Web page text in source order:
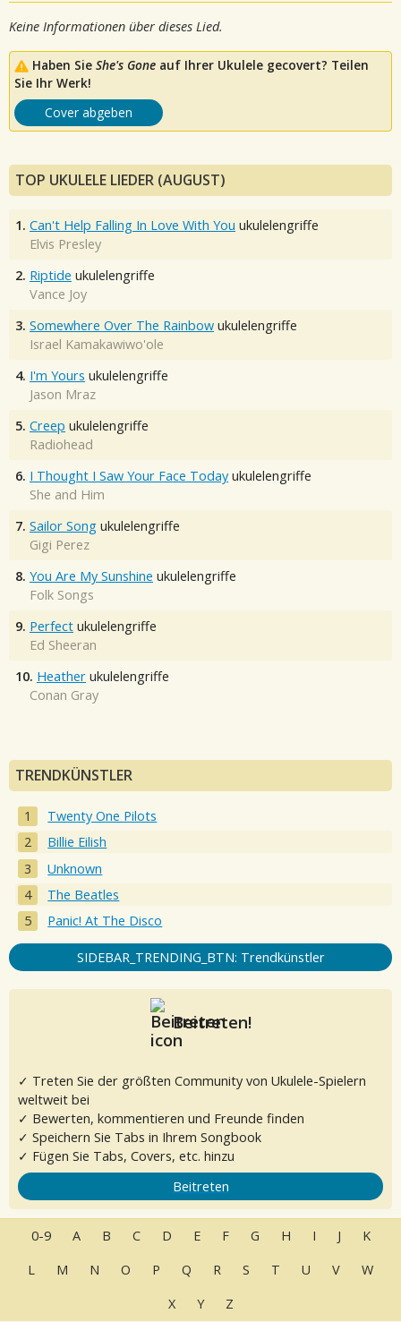
Keine Informationen über dieses Lied.
Haben Sie She's Gone auf Ihrer Ukulele gecovert? Teilen
Sie Ihr Werk!
Cover abgeben
TOP UKULELE LIEDER (AUGUST)
1. Can't Help Falling In Love With You ukulelengriffe
Elvis Presley
2. Riptide ukulelengriffe
Vance Joy
3. Somewhere Over The Rainbow ukulelengriffe
Israel Kamakawiwo'ole
4. I'm Yours ukulelengriffe
Jason Mraz
5. Creep ukulelengriffe
Radiohead
6. I Thought I Saw Your Face Today ukulelengriffe
She and Him
7. Sailor Song ukulelengriffe
Gigi Perez
8. You Are My Sunshine ukulelengriffe
Folk Songs
9. Perfect ukulelengriffe
Ed Sheeran
10. Heather ukulelengriffe
Conan Gray
TRENDKÜNSTLER
Twenty One Pilots
Billie Eilish
Unknown
The Beatles
Panic! At The Disco
SIDEBAR_TRENDING_BTN: Trendkünstler
Beitreten!
✓ Treten Sie der größten Community von Ukulele-Spielern
weltweit bei
✓ Bewerten, kommentieren und Freunde finden
✓ Speichern Sie Tabs in Ihrem Songbook
✓ Fügen Sie Tabs, Covers, etc. hinzu
Beitreten
0-9 A B C D E F G H I J
K
L
M N O P Q R S T U V
W
X
Y Z